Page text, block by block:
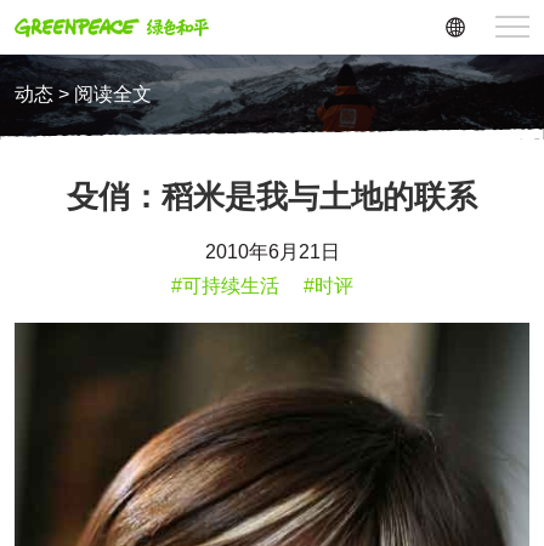
动态 > 阅读全文
殳俏：稻米是我与土地的联系
2010年6月21日
#可持续生活
#时评